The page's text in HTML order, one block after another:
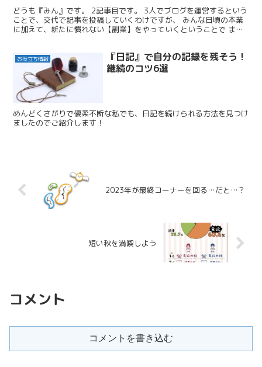
どうも『みん』です。 2記事目です。 3人でブログを運営するという
ことで、交代で記事を投稿していくわけですが、 みんな日頃の本業
に加えて、新たに慣れない【副業】をやっていくということで まず
お役立ち情報
『日記』で自分の記録を残そう！
継続のコツ6選
めんどくさがりで優柔不断な私でも、日記を続けられる方法を見つけ
ましたのでご紹介します！
2023年が最終コーナーを回る…だと…？
短い秋を満喫しよう
コメント
コメントを書き込む